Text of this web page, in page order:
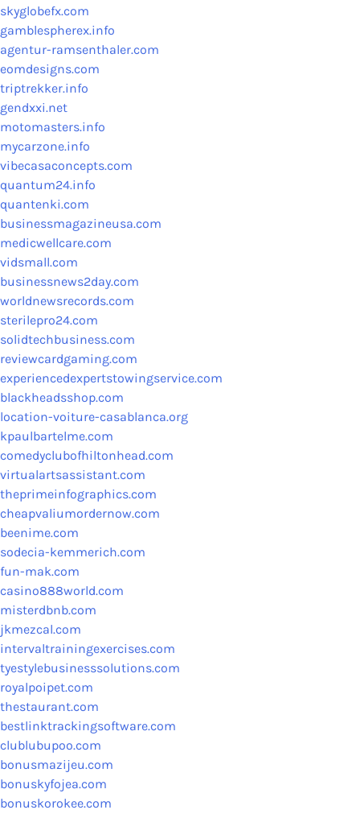
skyglobefx.com
gamblespherex.info
agentur-ramsenthaler.com
eomdesigns.com
triptrekker.info
gendxxi.net
motomasters.info
mycarzone.info
vibecasaconcepts.com
quantum24.info
quantenki.com
businessmagazineusa.com
medicwellcare.com
vidsmall.com
businessnews2day.com
worldnewsrecords.com
sterilepro24.com
solidtechbusiness.com
reviewcardgaming.com
experiencedexpertstowingservice.com
blackheadsshop.com
location-voiture-casablanca.org
kpaulbartelme.com
comedyclubofhiltonhead.com
virtualartsassistant.com
theprimeinfographics.com
cheapvaliumordernow.com
beenime.com
sodecia-kemmerich.com
fun-mak.com
casino888world.com
misterdbnb.com
jkmezcal.com
intervaltrainingexercises.com
tyestylebusinesssolutions.com
royalpoipet.com
thestaurant.com
bestlinktrackingsoftware.com
clublubupoo.com
bonusmazijeu.com
bonuskyfojea.com
bonuskorokee.com